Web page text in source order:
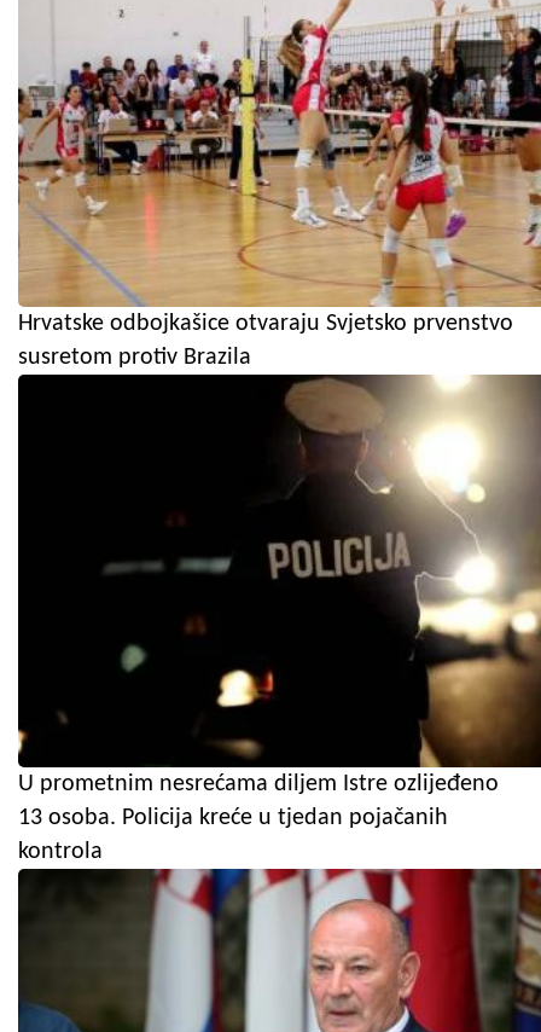
Hrvatske odbojkašice otvaraju Svjetsko prvenstvo
susretom protiv Brazila
U prometnim nesrećama diljem Istre ozlijeđeno
13 osoba. Policija kreće u tjedan pojačanih
kontrola